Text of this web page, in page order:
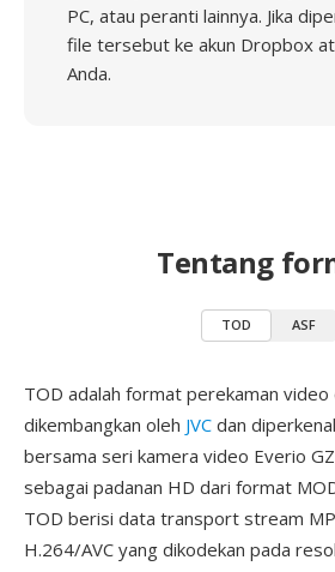
PC, atau peranti lainnya. Jika
file tersebut ke akun Dropbox
Anda.
Tentang
TOD ASF
TOD adalah format perekaman
dikembangkan oleh JVC dan
bersama seri kamera video Everio
sebagai padanan HD dari format
TOD berisi data transport stream
H.264/AVC yang dikodekan pada